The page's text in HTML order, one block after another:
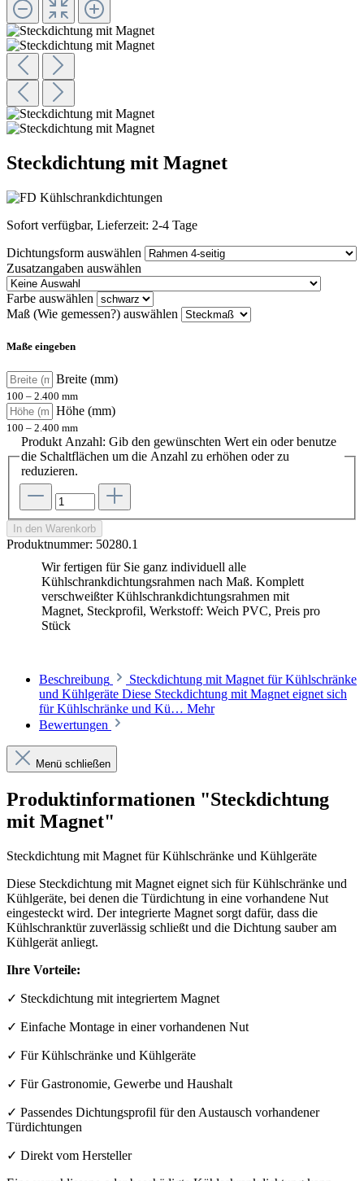
Steckdichtung mit Magnet
Sofort verfügbar, Lieferzeit: 2-4 Tage
Dichtungsform auswählen
Zusatzangaben auswählen
Farbe auswählen
Maß (Wie gemessen?) auswählen
Maße eingeben
Breite (mm)
100 – 2.400 mm
Höhe (mm)
100 – 2.400 mm
Produkt Anzahl: Gib den gewünschten Wert ein oder benutze
die Schaltflächen um die Anzahl zu erhöhen oder zu
reduzieren.
In den Warenkorb
Produktnummer: 50280.1
Wir fertigen für Sie ganz individuell alle
Kühlschrankdichtungsrahmen nach Maß. Komplett
verschweißter Kühlschrankdichtungsrahmen mit
Magnet, Steckprofil, Werkstoff: Weich PVC, Preis pro
Stück
Beschreibung
Steckdichtung mit Magnet für Kühlschränke
und Kühlgeräte Diese Steckdichtung mit Magnet eignet sich
für Kühlschränke und Kü… Mehr
Bewertungen
Menü schließen
Produktinformationen "Steckdichtung
mit Magnet"
Steckdichtung mit Magnet für Kühlschränke und Kühlgeräte
Diese Steckdichtung mit Magnet eignet sich für Kühlschränke und
Kühlgeräte, bei denen die Türdichtung in eine vorhandene Nut
eingesteckt wird. Der integrierte Magnet sorgt dafür, dass die
Kühlschranktür zuverlässig schließt und die Dichtung sauber am
Kühlgerät anliegt.
Ihre Vorteile:
✓ Steckdichtung mit integriertem Magnet
✓ Einfache Montage in einer vorhandenen Nut
✓ Für Kühlschränke und Kühlgeräte
✓ Für Gastronomie, Gewerbe und Haushalt
✓ Passendes Dichtungsprofil für den Austausch vorhandener
Türdichtungen
✓ Direkt vom Hersteller